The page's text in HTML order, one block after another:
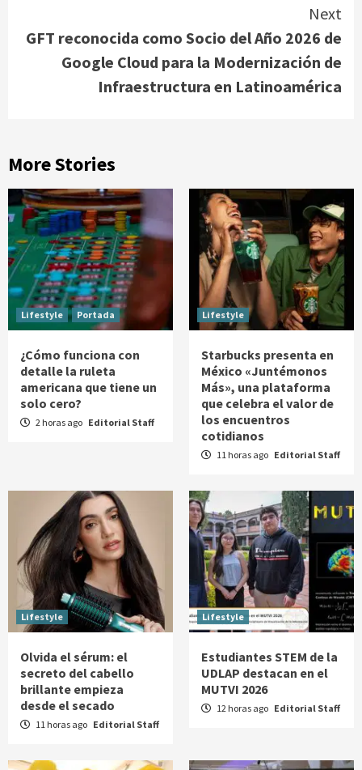
Next
GFT reconocida como Socio del Año 2026 de
Google Cloud para la Modernización de
Infraestructura en Latinoamérica
More Stories
Lifestyle Portada
¿Cómo funciona con
detalle la ruleta
americana que tiene un
solo cero?
2 horas ago Editorial Staff
Lifestyle
Starbucks presenta en
México «Juntémonos
Más», una plataforma
que celebra el valor de
los encuentros
cotidianos
11 horas ago Editorial Staff
Lifestyle
Olvida el sérum: el
secreto del cabello
brillante empieza
desde el secado
11 horas ago Editorial Staff
Lifestyle
Estudiantes STEM de la
UDLAP destacan en el
MUTVI 2026
12 horas ago Editorial Staff